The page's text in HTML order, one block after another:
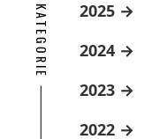
2025
2024
2023
2022